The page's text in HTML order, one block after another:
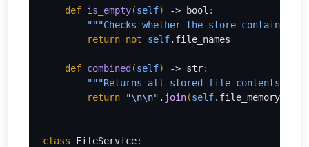
def is_empty(self) -> bool :
"""Checks whether the store contains
return not self.file_names
def combined (self) -> str:
"""Returns all stored file contents as
return
"\n\n" . join(self.file_memory
class FileService: